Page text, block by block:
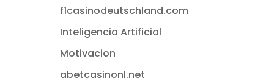
f1casinodeutschland.com
Inteligencia Artificial
Motivacion
qbetcasinonl.net